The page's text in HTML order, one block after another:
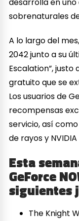
sobrenaturales
A lo largo del
2042 junto a su
Escalation”,
gratuito que se
Los usuarios de
recompensas
servicio, así
de rayos y
Esta
GeForce
siguientes
The Knight